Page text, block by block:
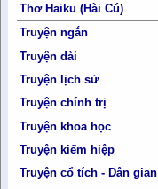
Thơ Haiku (Hài Cú)
Truyện ngắn
Truyện dài
Truyện lịch sử
Truyện chính trị
Truyện khoa học
Truyện kiếm hiệp
Truyện cổ tích - Dân gian